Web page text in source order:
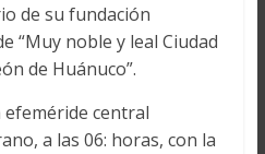
de su fundación
“Muy noble y leal Ciudad
de Huánuco”.
efeméride central
a las 06: horas, con la